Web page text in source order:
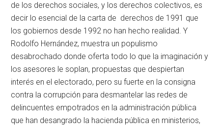
de los derechos sociales, y los derechos colectivos, es
decir lo esencial de la carta de derechos de 1991 que
los gobiernos desde 1992 no han hecho realidad. Y
Rodolfo Hernández, muestra un populismo
desabrochado donde oferta todo lo que la imaginación y
los asesores le soplan, propuestas que despiertan
interés en el electorado, pero su fuerte en la consigna
contra la corrupción para desmantelar las redes de
delincuentes empotrados en la administración pública
que han desangrado la hacienda pública en ministerios,